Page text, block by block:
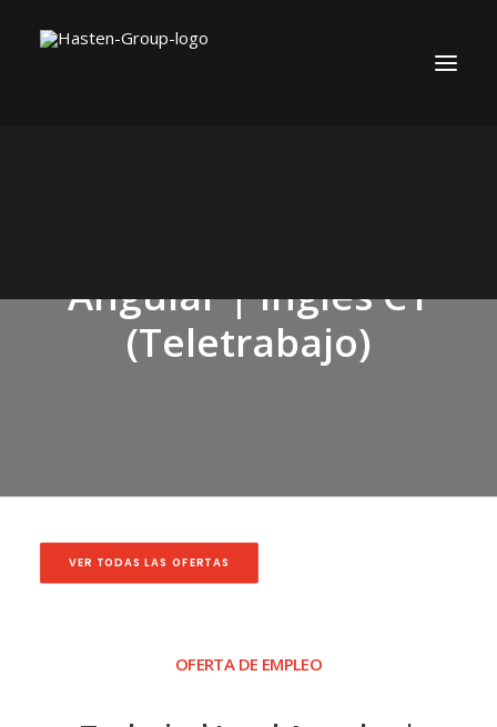
Angular | Inglés C1
(Teletrabajo)
VER TODAS LAS OFERTAS
OFERTA DE EMPLEO